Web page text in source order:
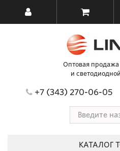
Оптовая продажа
и
+7 (343) 270-06-05
КАТАЛОГ